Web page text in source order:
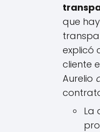
que
explicó
cliente
Aurelio
La